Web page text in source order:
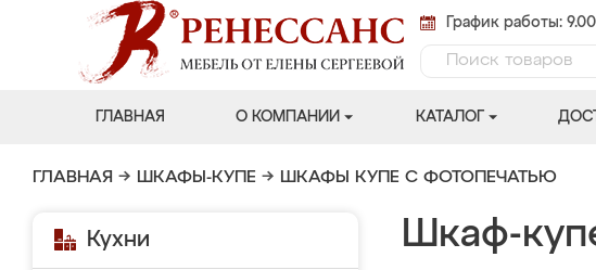
График работы:
ГЛАВНАЯ О КОМПАНИИ КАТАЛОГ
ГЛАВНАЯ → ШКАФЫ-КУПЕ → ШКАФЫ КУПЕ С ФОТОПЕЧАТЬЮ
Кухни Шкаф-